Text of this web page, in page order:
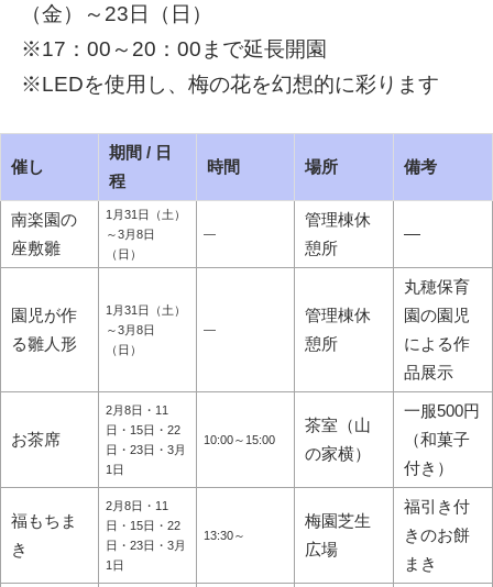
（金）～23日（日）
※17：00～20：00まで延長開園
※LEDを使用し、梅の花を幻想的に彩ります
催し
期間 / 日
程
時間 場所 備考
南楽園の
座敷雛
1月31日（土）
～3月8日
（日）
―
管理棟休
憩所
―
園児が作
る雛人形
1月31日（土）
～3月8日
（日）
―
管理棟休
憩所
丸穂保育
園の園児
による作
品展示
お茶席
2月8日・11
日・15日・22
日・23日・3月
1日
10:00～15:00
茶室（山
の家横）
一服500円
（和菓子
付き）
福もちま
き
2月8日・11
日・15日・22
日・23日・3月
1日
13:30～
梅園芝生
広場
福引き付
きのお餅
まき